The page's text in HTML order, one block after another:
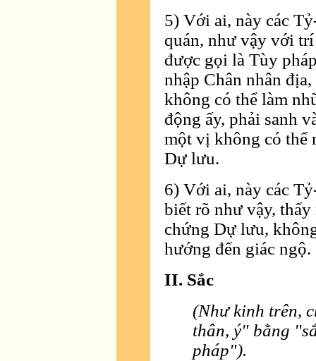
5) Với ai, này các
quán, như vậy với
được gọi là Tùy
nhập Chân nhân
không có thể làm
động ấy, phải sanh
một vị không có thể
Dự lưu.
6) Với ai, này các
biết rõ như vậy,
chứng Dự lưu,
hướng đến giác ngộ.
II. Sắc
(Như kinh trên,
thân, ý" bằng
pháp").